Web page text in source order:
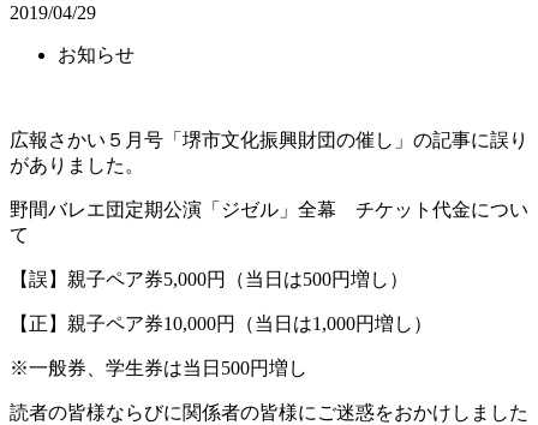
2019/04/29
お知らせ
広報さかい５月号「堺市文化振興財団の催し」の記事に誤り
がありました。
野間バレエ団定期公演「ジゼル」全幕 チケット代金につい
て
【誤】親子ペア券5,000円（当日は500円増し）
【正】親子ペア券10,000円（当日は1,000円増し）
※一般券、学生券は当日500円増し
読者の皆様ならびに関係者の皆様にご迷惑をおかけしました